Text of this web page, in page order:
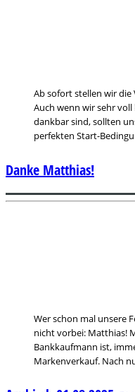
Ab sofort stellen wir die
Auch wenn wir sehr
dankbar sind, sollten
perfekten Start-
Wer schon mal unsere
nicht vorbei: Matthias!
Bankkaufmann ist,
Markenverkauf. Nach
Danke Matthias!